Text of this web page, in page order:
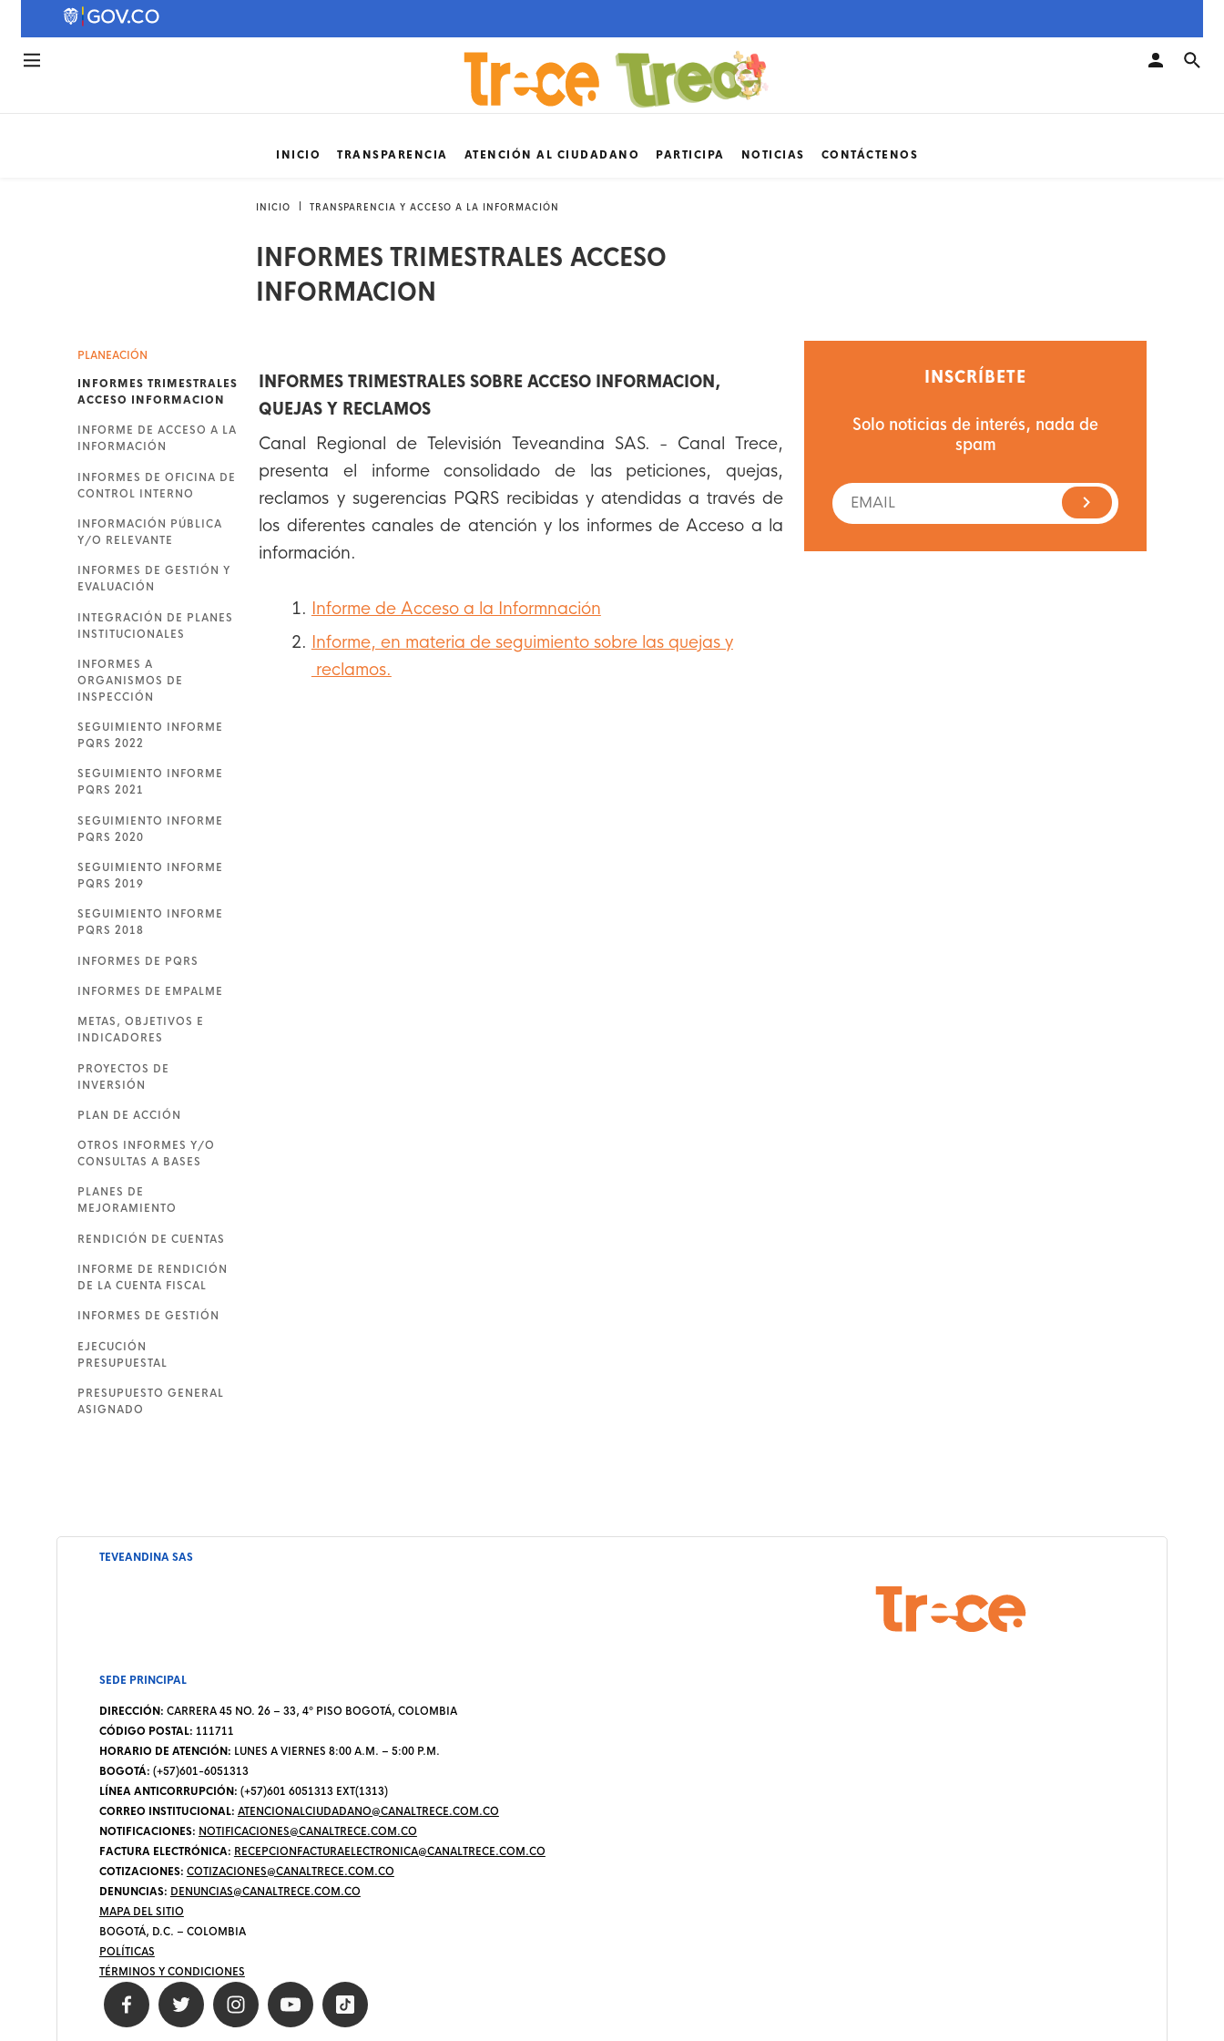
INICIO TRANSPARENCIA ATENCIÓN AL CIUDADANO PARTICIPA NOTICIAS CONTÁCTENOS
INICIO TRANSPARENCIA Y ACCESO A LA INFORMACIÓN
INFORMES TRIMESTRALES ACCESO
INFORMACION
PLANEACIÓN
INFORMES TRIMESTRALES
ACCESO INFORMACION
INFORME DE ACCESO A LA
INFORMACIÓN
INFORMES DE OFICINA DE
CONTROL INTERNO
INFORMACIÓN PÚBLICA
Y/O RELEVANTE
INFORMES DE GESTIÓN Y
EVALUACIÓN
INTEGRACIÓN DE PLANES
INSTITUCIONALES
INFORMES A
ORGANISMOS DE
INSPECCIÓN
SEGUIMIENTO INFORME
PQRS 2022
SEGUIMIENTO INFORME
PQRS 2021
SEGUIMIENTO INFORME
PQRS 2020
SEGUIMIENTO INFORME
PQRS 2019
SEGUIMIENTO INFORME
PQRS 2018
INFORMES DE PQRS
INFORMES DE EMPALME
METAS, OBJETIVOS E
INDICADORES
PROYECTOS DE
INVERSIÓN
PLAN DE ACCIÓN
OTROS INFORMES Y/O
CONSULTAS A BASES
PLANES DE
MEJORAMIENTO
RENDICIÓN DE CUENTAS
INFORME DE RENDICIÓN
DE LA CUENTA FISCAL
INFORMES DE GESTIÓN
EJECUCIÓN
PRESUPUESTAL
PRESUPUESTO GENERAL
ASIGNADO
INFORMES TRIMESTRALES SOBRE ACCESO INFORMACION,
QUEJAS Y RECLAMOS
Canal Regional de Televisión Teveandina SAS. - Canal Trece,
presenta el informe consolidado de las peticiones, quejas,
reclamos y sugerencias PQRS recibidas y atendidas a través de
los diferentes canales de atención y los informes de Acceso a la
información.
Informe de Acceso a la Informnación
Informe, en materia de seguimiento sobre las quejas y
reclamos.
INSCRÍBETE
Solo noticias de interés, nada de
spam
TEVEANDINA SAS
SEDE PRINCIPAL
DIRECCIÓN: CARRERA 45 NO. 26 – 33, 4º PISO BOGOTÁ, COLOMBIA
CÓDIGO POSTAL: 111711
HORARIO DE ATENCIÓN: LUNES A VIERNES 8:00 A.M. – 5:00 P.M.
BOGOTÁ: (+57)601-6051313
LÍNEA ANTICORRUPCIÓN: (+57)601 6051313 EXT(1313)
CORREO INSTITUCIONAL: ATENCIONALCIUDADANO@CANALTRECE.COM.CO
NOTIFICACIONES: NOTIFICACIONES@CANALTRECE.COM.CO
FACTURA ELECTRÓNICA: RECEPCIONFACTURAELECTRONICA@CANALTRECE.COM.CO
COTIZACIONES: COTIZACIONES@CANALTRECE.COM.CO
DENUNCIAS: DENUNCIAS@CANALTRECE.COM.CO
MAPA DEL SITIO
BOGOTÁ, D.C. – COLOMBIA
POLÍTICAS
TÉRMINOS Y CONDICIONES